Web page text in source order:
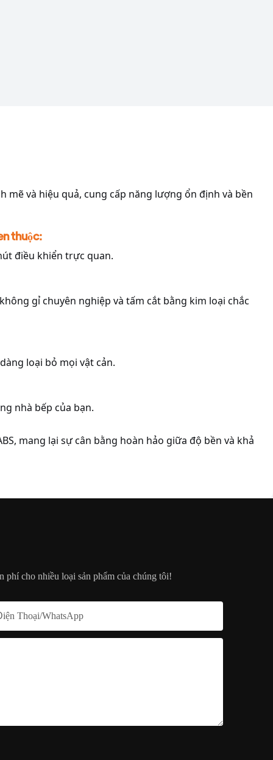
mẽ và hiệu quả, cung cấp năng lượng ổn định và bền
thuộc:
điều khiển trực quan.
gỉ chuyên nghiệp và tấm cắt bằng kim loại chắc
loại bỏ mọi vật cản.
nhà bếp của bạn.
mang lại sự cân bằng hoàn hảo giữa độ bền và khả
phí cho nhiều loại sản phẩm của chúng tôi!
Thoại/whatsApp